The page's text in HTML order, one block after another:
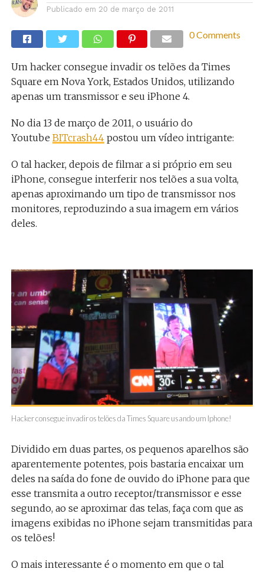
Publicado em 20 de março de 2011
0 Comments
Um hacker consegue invadir os telões da Times
Square em Nova York, Estados Unidos, utilizando
apenas um transmissor e seu iPhone 4.
No dia 13 de março de 2011, o usuário do
Youtube BITcrash44postou um vídeo intrigante:
O tal hacker, depois de filmar a si próprio em seu
iPhone, consegue interferir nos telões a sua volta,
apenas aproximando um tipo de transmissor nos
monitores, reproduzindo a sua imagem em vários
deles.
Hacker consegue invadir os telões da Times Square usando um Iphone!
Dividido em duas partes, os pequenos aparelhos são
aparentemente potentes, pois bastaria encaixar um
deles na saída do fone de ouvido do iPhone para que
esse transmita a outro receptor/transmissor e esse
segundo, ao se aproximar das telas, faça com que as
imagens exibidas no iPhone sejam transmitidas para
os telões!
O mais interessante é o momento em que o tal